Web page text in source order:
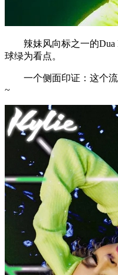
辣妹风向标之一的Dua
球绿为看点。
一个侧面印证：这个流
~